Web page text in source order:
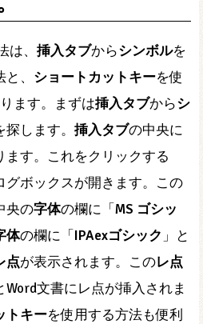
、 挿入タブからシンボルを
、 ショートカットキーを使
ます。まずは挿入タブからシ
探します。 挿入タブの中央に
ます。これをクリックする
グボックスが開きます。この
央の字体の欄に「MS ゴシッ
体の欄に「IPAexゴシック 」と
点が表示されます。このレ点
文書にレ点が挿入されま
トキーを使用する方法も便利